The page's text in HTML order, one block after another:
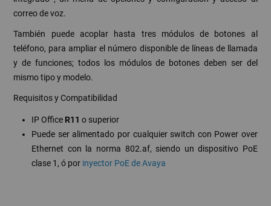
correo de voz.
También puede acoplar hasta tres módulos de botones al
teléfono, para ampliar el número disponible de líneas de llamada
y de funciones; todos los módulos de botones deben ser del
mismo tipo y modelo.
Requisitos y Compatibilidad
IP Office R11o superior
Puede ser alimentado por cualquier switch con Power over
Ethernet con la norma 802.af, siendo un dispositivo PoE
clase 1, ó por inyector PoE de Avaya